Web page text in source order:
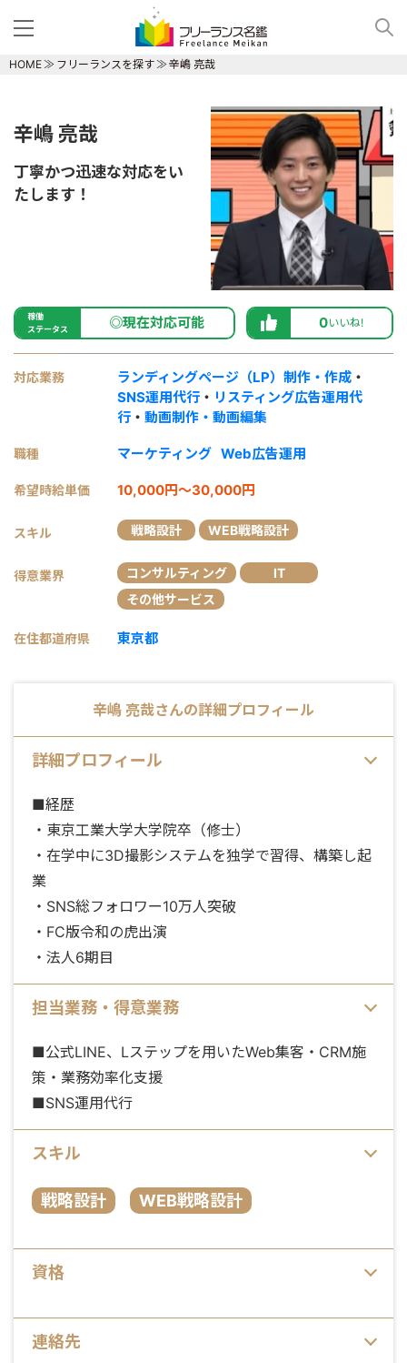
HOME フリーランスを探す 辛嶋 亮哉
辛嶋 亮哉
丁寧かつ迅速な対応をい
たします！
稼働
ステータス
◎現在対応可能 0いいね!
対応業務 ランディングページ（LP）制作・作成 ・
SNS運用代行 ・ リスティング広告運用代
行 ・ 動画制作・動画編集
職種 マーケティング Web広告運用
希望時給単価 10,000円～30,000円
スキル 戦略設計 WEB戦略設計
得意業界 コンサルティング
IT
その他サービス
在住都道府県 東京都
辛嶋 亮哉さんの詳細プロフィール
詳細プロフィール
■経歴
・東京工業大学大学院卒（修士）
・在学中に3D撮影システムを独学で習得、構築し起
業
・SNS総フォロワー10万人突破
・FC版令和の虎出演
・法人6期目
担当業務・得意業務
■公式LINE、Lステップを用いたWeb集客・CRM施
策・業務効率化支援
■SNS運用代行
スキル
戦略設計 WEB戦略設計
資格
連絡先